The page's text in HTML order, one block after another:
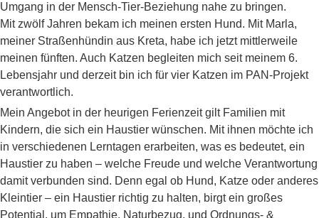
Umgang in der Mensch-Tier-Beziehung nahe zu bringen.
Mit zwölf Jahren bekam ich meinen ersten Hund. Mit Marla,
meiner Straßenhündin aus Kreta, habe ich jetzt mittlerweile
meinen fünften. Auch Katzen begleiten mich seit meinem 6.
Lebensjahr und derzeit bin ich für vier Katzen im PAN-Projekt
verantwortlich.
Mein Angebot in der heurigen Ferienzeit gilt Familien mit
Kindern, die sich ein Haustier wünschen. Mit ihnen möchte ich
in verschiedenen Lerntagen erarbeiten, was es bedeutet, ein
Haustier zu haben – welche Freude und welche Verantwortung
damit verbunden sind. Denn egal ob Hund, Katze oder anderes
Kleintier – ein Haustier richtig zu halten, birgt ein großes
Potential, um Empathie, Naturbezug, und Ordnungs- &